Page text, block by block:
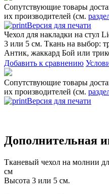
Сопутствующие товары
их производителей (см.
Версия для печати
Чехол для накладки на стул
3 или 5 см. Ткань на выбор:
Антик, жаккард Бой или
Добавить к сравнению
Сопутствующие товары
их производителей (см.
Версия для печати
Дополнительная
Тканевый чехол на молнии
см
Высота 3 или 5 см.